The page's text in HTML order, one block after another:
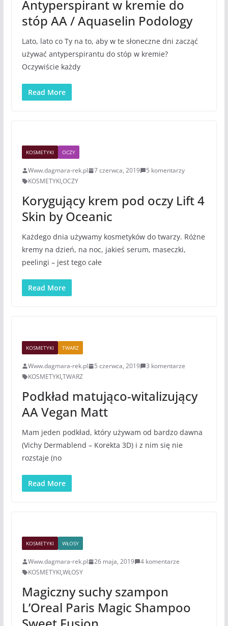
Antyperspirant w kremie do
stóp AA / Aquaselin Podology
Lato, lato co Ty na to, aby w te słoneczne dni zacząć
używać antyperspirantu do stóp w kremie?
Oczywiście każdy
Read More
KOSMETYKI OCZY
Www.dagmara-rek.pl 7 czerwca, 2019
5 komentarzy
KOSMETYKI,OCZY
Korygujący krem pod oczy Lift 4
Skin by Oceanic
Każdego dnia używamy kosmetyków do twarzy. Różne
kremy na dzień, na noc, jakieś serum, maseczki,
peelingi – jest tego całe
Read More
KOSMETYKI TWARZ
Www.dagmara-rek.pl 5 czerwca, 2019
3 komentarze
KOSMETYKI,TWARZ
Podkład matująco-witalizujący
AA Vegan Matt
Mam jeden podkład, który używam od bardzo dawna
(Vichy Dermablend – Korekta 3D) i z nim się nie
rozstaje (no
Read More
KOSMETYKI WŁOSY
Www.dagmara-rek.pl 26 maja, 2019
4 komentarze
KOSMETYKI,WŁOSY
Magiczny suchy szampon
L’Oreal Paris Magic Shampoo